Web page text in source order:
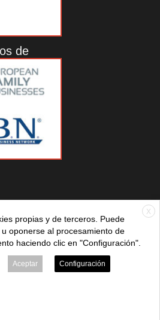
de
|Aviso legal |Política de cookies
X
propias y de terceros. Puede
oponerse al procesamiento de
haciendo clic en "Configuración".
Aceptar Configuración